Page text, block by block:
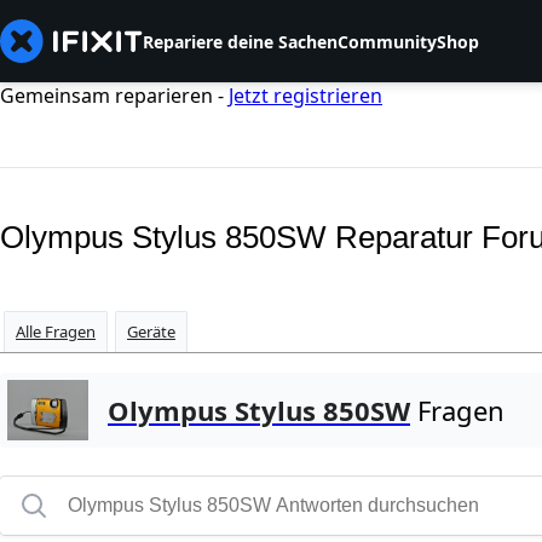
Repariere deine SachenCommunityShop
Gemeinsam reparieren - Jetzt registrieren
Olympus Stylus 850SW Reparatur
Alle Fragen Geräte
Olympus Stylus 850SWFragen